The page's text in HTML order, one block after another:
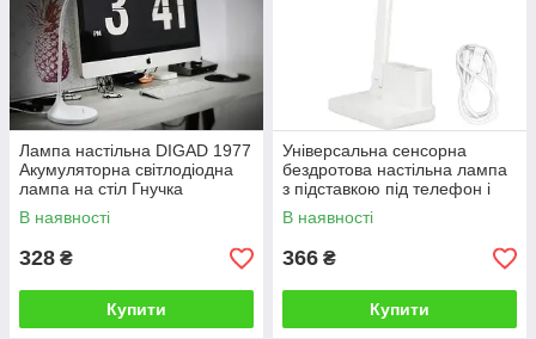
Лампа настільна DIGAD 1977
Акумуляторна світлодіодна
лампа на стіл Гнучка
настільна лампа
В наявності
328 ₴
Купити
Універсальна сенсорна
бездротова настільна лампа
з підставкою під телефон і
пеналом BL-A6
В наявності
366 ₴
Купити